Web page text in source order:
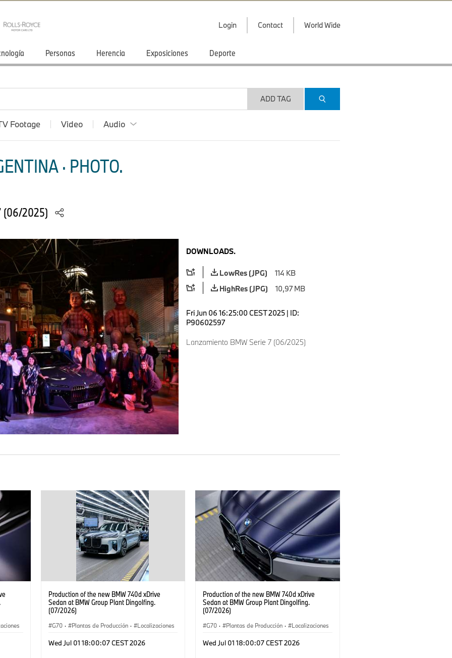
Login Contact World Wide
Personas Herencia Exposiciones Deporte
ADD TAG
Footage Video Audio
· PHOTO.
(06/2025)
DOWNLOADS.
LowRes (JPG)
114 KB
HighRes (JPG)
10,97 MB
Fri Jun 06 16:25:00 CEST 2025 | ID:
P90602597
Lanzamiento BMW Serie 7 (06/2025)
Production of the new BMW 740d xDrive
Sedan at BMW Group Plant Dingolfing.
(07/2026)
G70 · Plantas de Producción ·
Localizaciones
Wed Jul 01 18:00:07 CEST 2026
Production of the new BMW 740d xDrive
Sedan at BMW Group Plant Dingolfing.
(07/2026)
G70 · Plantas de Producción ·
Localizaciones
Wed Jul 01 18:00:07 CEST 2026